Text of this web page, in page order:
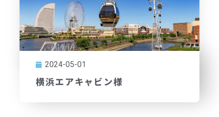
2024-05-01
横浜エアキャビン様